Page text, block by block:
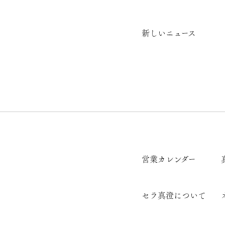
新しいニュース
営業カレンダー
セラ真澄について